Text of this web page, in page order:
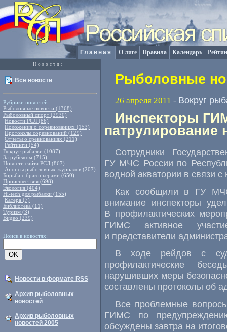
Главная О лиге Правила Календарь
Новости:
Все новости
Рубрики новостей:
Рыболовные новости (1368)
Рыболовный спорт (2930)
Новости РСЛ (86)
Положения о соревнованиях (153)
Протоколы соревнований (129)
Отчеты о сревнованиях (211)
Рейтинги (54)
Вокруг рыбалки (1087)
За рубежом (715)
Новости сайта РСЛ (867)
Анонсы рыболовных журналов (207)
Борьба с браконьерами (650)
Происшествия (698)
Экология (404)
Hi-tech для рыбалки (155)
Катера (7)
Библиотека (11)
Туризм (3)
Видео (239)
Поиск в новостях:
Новости в формате RSS
Архив рыболовных
новостей
Архив рыболовных
новостей 2005
Рыболовные
26 апреля 2011 - Вокруг
Инспекторы
патрулирование
Cотрудники
ГУ МЧС России по
водной акватории в связи
Как сообщили в ГУ
внимание инспекторы
В профилактических
ГИМС активное
и представители
В ходе рейдов с
профилактические
нарушивших меры
составлены протоколы об
Все проблемные
ГИМС по
обсуждены завтра на